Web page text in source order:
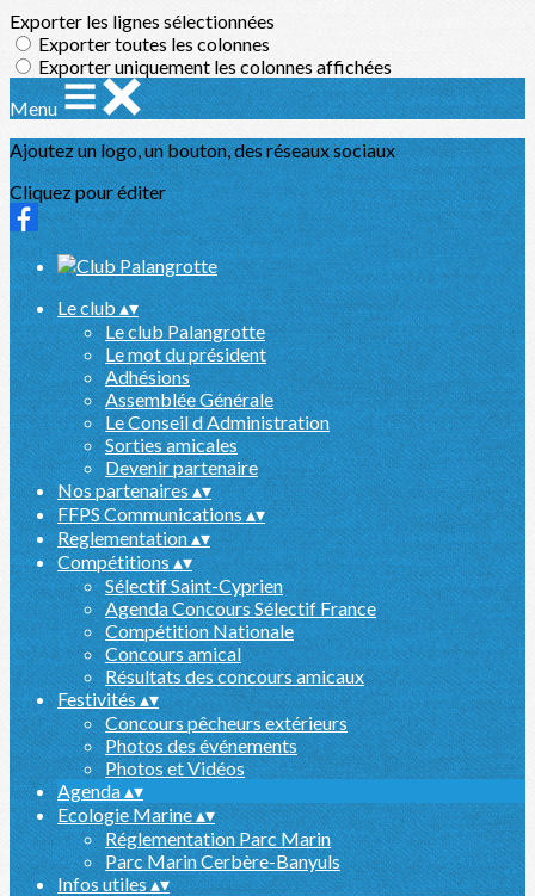
Exporter les lignes sélectionnées
Exporter toutes les colonnes
Exporter uniquement les colonnes affichées
Menu
Ajoutez un logo, un bouton, des réseaux sociaux
Cliquez pour éditer
Le club▴▾
Le club Palangrotte
Le mot du président
Adhésions
Assemblée Générale
Le Conseil d Administration
Sorties amicales
Devenir partenaire
Nos partenaires▴▾
FFPS Communications▴▾
Reglementation▴▾
Compétitions▴▾
Sélectif Saint-Cyprien
Agenda Concours Sélectif France
Compétition Nationale
Concours amical
Résultats des concours amicaux
Festivités▴▾
Concours pêcheurs extérieurs
Photos des événements
Photos et Vidéos
Agenda▴▾
Ecologie Marine▴▾
Réglementation Parc Marin
Parc Marin Cerbère-Banyuls
Infos utiles▴▾